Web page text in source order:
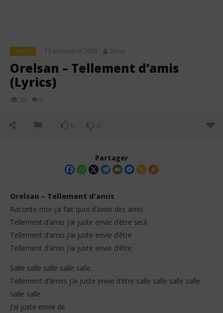
LYRICS 13 novembre 2025 Stone
Orelsan – Tellement d’amis
(Lyrics)
35 0
0 0
NOW VIEWING
Orelsan – Tellement d’amis (Lyrics)
13
Partager
Orelsan – Tellement d’amis
Raconte-moi ça fait quoi d’avoir des amis
Tellement d’amis j’ai juste envie d’être seul
Tellement d’amis j’ai juste envie d’être
Tellement d’amis j’ai juste envie d’être
Salle salle salle salle salle
Tellement d’âmes j’ai juste envie d’être salle salle salle salle
salle salle
J’ai juste envie de